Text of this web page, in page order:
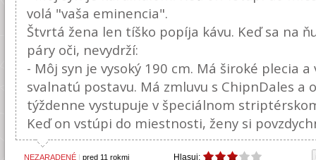
volá "vaša eminencia".
Štvrtá žena len tíško popíja kávu. Keď sa na
páry oči, nevydrží:
- Môj syn je vysoký 190 cm. Má široké plecia
svalnatú postavu. Má zmluvu s ChipnDales a
týždenne vystupuje v špeciálnom
Keď on vstúpi do miestnosti, ženy si
NEZARADENÉ | pred 11 rokmi Hlasuj: